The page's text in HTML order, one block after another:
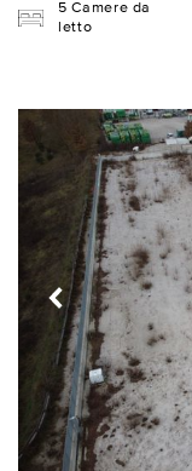
5 Camere da
letto